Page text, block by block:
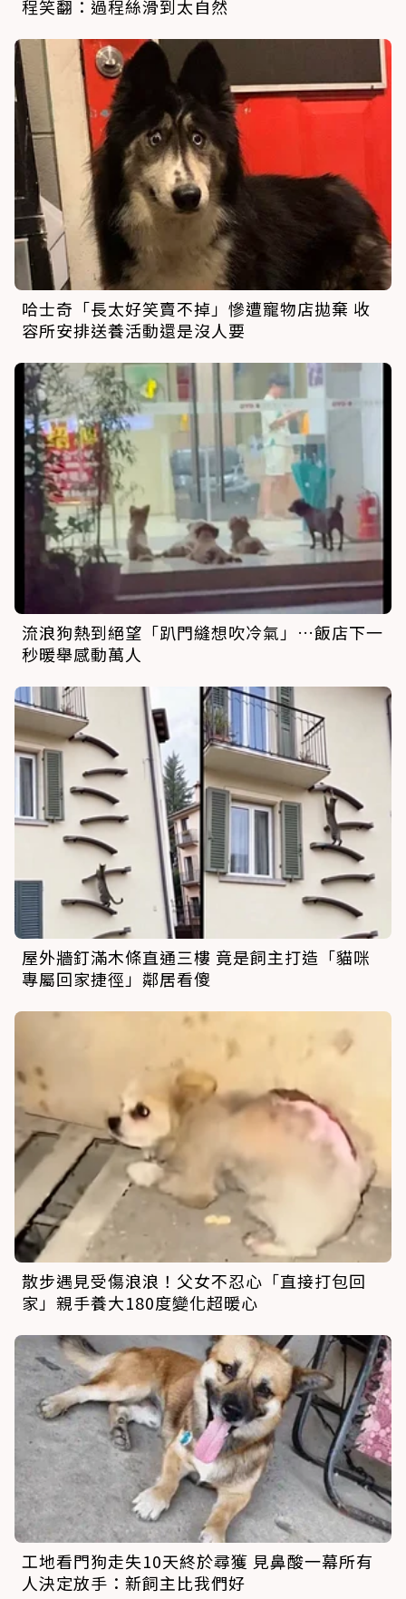
程笑翻：過程絲滑到太自然
哈士奇「長太好笑賣不掉」慘遭寵物店拋棄 收
容所安排送養活動還是沒人要
流浪狗熱到絕望「趴門縫想吹冷氣」…飯店下一
秒暖舉感動萬人
屋外牆釘滿木條直通三樓 竟是飼主打造「貓咪
專屬回家捷徑」鄰居看傻
散步遇見受傷浪浪！父女不忍心「直接打包回
家」親手養大180度變化超暖心
工地看門狗走失10天終於尋獲 見鼻酸一幕所有
人決定放手：新飼主比我們好